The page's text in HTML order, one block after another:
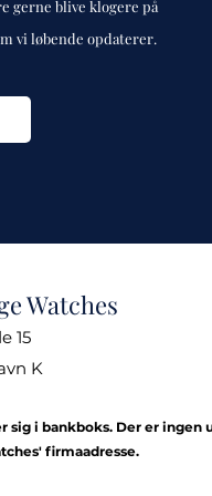
gerne blive klogere på
vi løbende opdaterer.
Watches
15
K
sig i bankboks. Der er ingen
firmaadresse.